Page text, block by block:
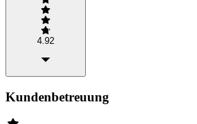
4.92
Kundenbetreuung